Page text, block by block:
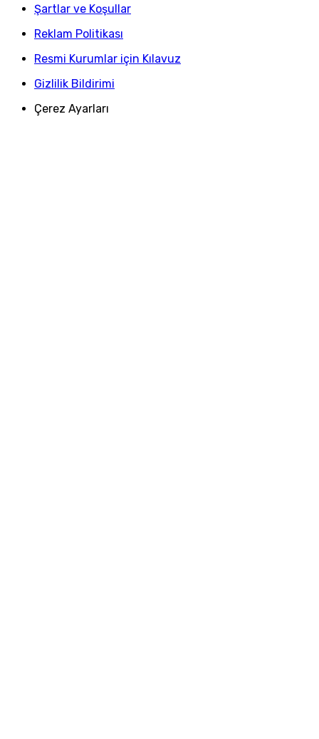
Şartlar ve Koşullar
Reklam Politikası
Resmi Kurumlar için Kılavuz
Gizlilik Bildirimi
Çerez Ayarları